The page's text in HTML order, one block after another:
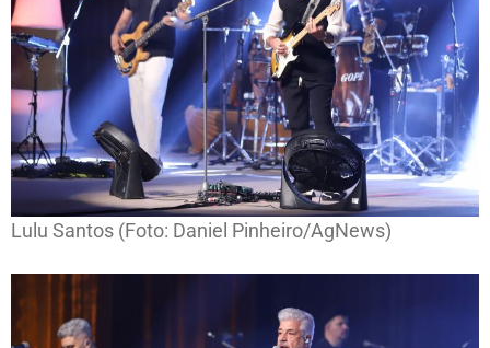
Lulu Santos (Foto: Daniel Pinheiro/AgNews)